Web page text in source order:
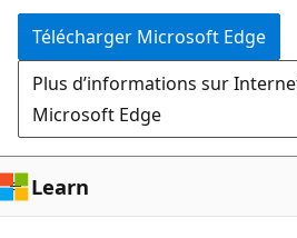
Télécharger Microsoft Edge
Plus d’informations sur
Microsoft Edge
Learn